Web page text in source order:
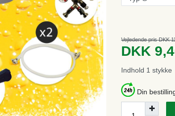
Vejledende pris DKK
DKK
Indhold 1 stykke
Din